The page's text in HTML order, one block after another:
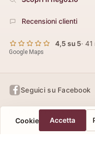
Recensioni clienti
4,5 su 5·
Google Maps
Seguici su Facebook
Informativa sulla privacy
Cookie
Accetta